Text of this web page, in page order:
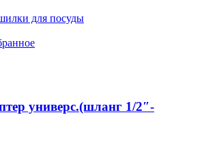
для посуды
универс.(шланг 1/2″-